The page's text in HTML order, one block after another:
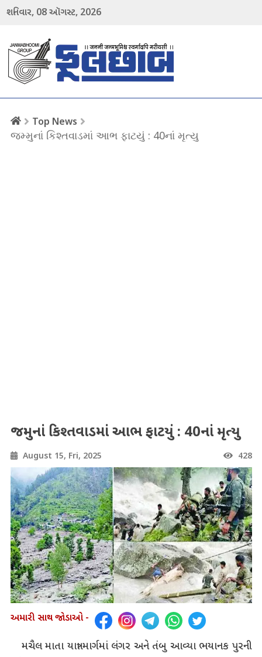
શનિવાર, 08ઑગસ્ટ, 2026
Top News
જમ્મુનાં કિશ્તવાડમાં આભ ફાટયું : 40નાં મૃત્યુ
જમ્મુનાં કિશ્તવાડમાં આભ ફાટયું : 40નાં મૃત્યુ
August 15, Fri, 2025 428
અમારી સાથ જોડાઓ -
મચૈલ માતા યાત્રા માર્ગમાં લંગર અને તંબુ આવ્યા ભયાનક પુરની